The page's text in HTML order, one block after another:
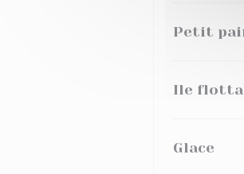
Petit
Ile
Glace